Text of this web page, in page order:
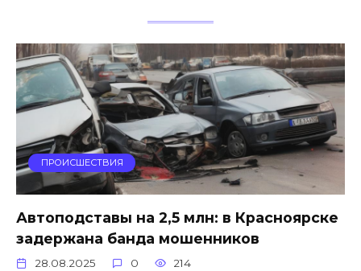
ПРОИСШЕСТВИЯ
Автоподставы на 2,5 млн: в Красноярске
задержана банда мошенников
28.08.2025 0 214